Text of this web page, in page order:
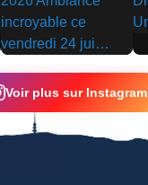
▶
▶
Voir plus sur Instagram